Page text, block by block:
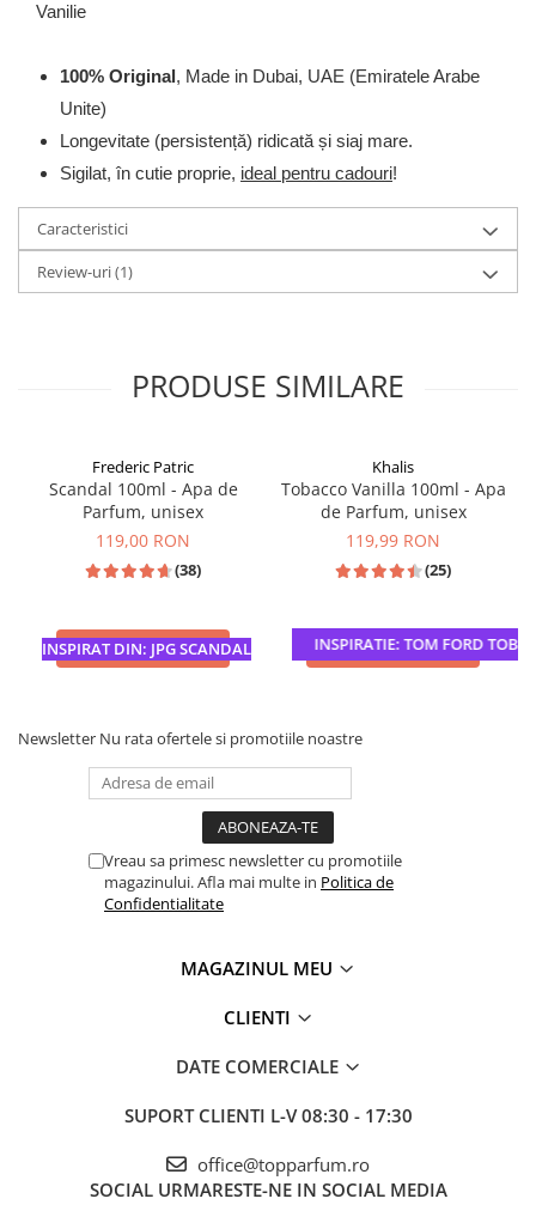
Vanilie
100% Original, Made in Dubai, UAE (Emiratele Arabe
Unite)
Longevitate (persistență) ridicată și siaj mare.
Sigilat, în cutie proprie, ideal pentru cadouri!
Caracteristici
Review-uri(1)
PRODUSE SIMILARE
INSPIRAT DIN: JPG SCANDAL
Frederic Patric
Scandal 100ml - Apa de
Parfum, unisex
119,00 RON
(38)
ADAUGA IN COS INSPIRATIE: TOM FORD
Khalis
Tobacco Vanilla 100ml - Apa
de Parfum, unisex
119,99 RON
(25)
ADAUGA IN COS
Newsletter Nu rata ofertele si promotiile noastre
Vreau sa primesc newsletter cu promotiile
magazinului. Afla mai multe in Politica de
Confidentialitate
MAGAZINUL MEU
CLIENTI
DATE COMERCIALE
SUPORT CLIENTI L-V 08:30 - 17:30
office@topparfum.ro
SOCIAL URMARESTE-NE IN SOCIAL MEDIA